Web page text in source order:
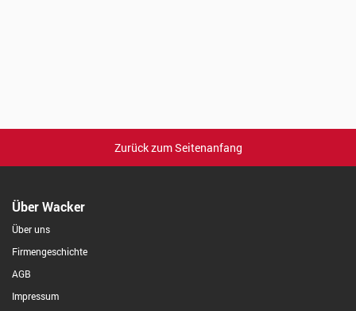
Zurück zum Seitenanfang
Über Wacker
Über uns
Firmengeschichte
AGB
Impressum